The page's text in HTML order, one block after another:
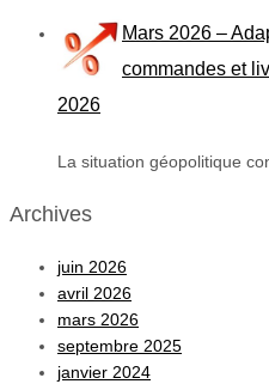
Mars 2026 –
commandes et
2026
La situation géopolitique
Archives
juin 2026
avril 2026
mars 2026
septembre 2025
janvier 2024